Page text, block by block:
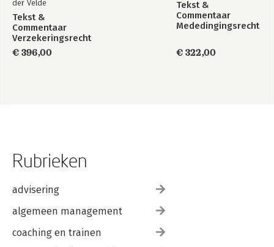
der Velde
Tekst &
Commentaar
Verzekeringsrecht
€ 396,00
Tekst &
Commentaar
Mededingingsrecht
€ 322,00
Rubrieken
advisering
algemeen management
coaching en trainen